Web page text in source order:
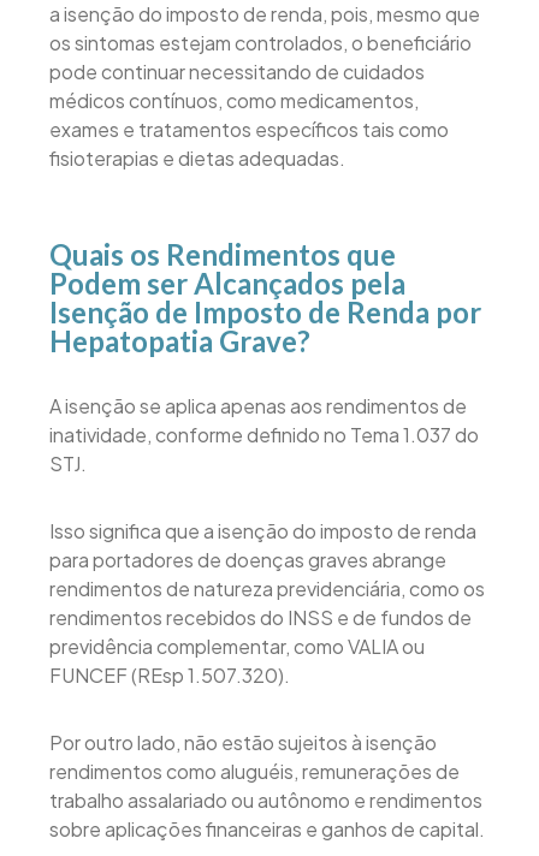
a isenção do imposto de renda, pois, mesmo que
os sintomas estejam controlados, o beneficiário
pode continuar necessitando de cuidados
médicos contínuos, como medicamentos,
exames e tratamentos específicos tais como
fisioterapias e dietas adequadas.
Quais os Rendimentos que
Podem ser Alcançados pela
Isenção de Imposto de Renda por
Hepatopatia Grave?
A isenção se aplica apenas aos rendimentos de
inatividade, conforme definido no Tema 1.037 do
STJ.
Isso significa que a isenção do imposto de renda
para portadores de doenças graves abrange
rendimentos de natureza previdenciária, como os
rendimentos recebidos do INSS e de fundos de
previdência complementar, como VALIA ou
FUNCEF (REsp 1.507.320).
Por outro lado, não estão sujeitos à isenção
rendimentos como aluguéis, remunerações de
trabalho assalariado ou autônomo e rendimentos
sobre aplicações financeiras e ganhos de capital.